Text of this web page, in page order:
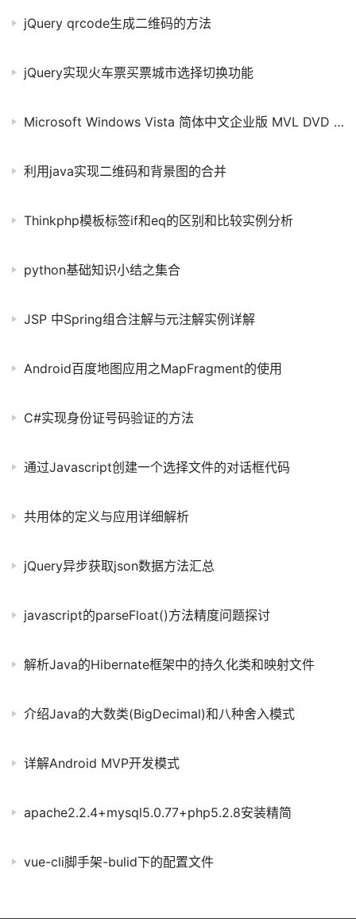
jQuery qrcode生成二维码的方法
jQuery实现火车票买票城市选择切换功能
Microsoft Windows Vista 简体中文企业版 MVL DVD IMG 32-bit(1.9GB)
利用java实现二维码和背景图的合并
Thinkphp模板标签if和eq的区别和比较实例分析
python基础知识小结之集合
JSP 中Spring组合注解与元注解实例详解
Android百度地图应用之MapFragment的使用
C#实现身份证号码验证的方法
通过Javascript创建一个选择文件的对话框代码
共用体的定义与应用详细解析
jQuery异步获取json数据方法汇总
javascript的parseFloat()方法精度问题探讨
解析Java的Hibernate框架中的持久化类和映射文件
介绍Java的大数类(BigDecimal)和八种舍入模式
详解Android MVP开发模式
apache2.2.4+mysql5.0.77+php5.2.8安装精简
vue-cli脚手架-bulid下的配置文件